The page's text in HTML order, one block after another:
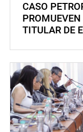
CASO
TITULAR DE